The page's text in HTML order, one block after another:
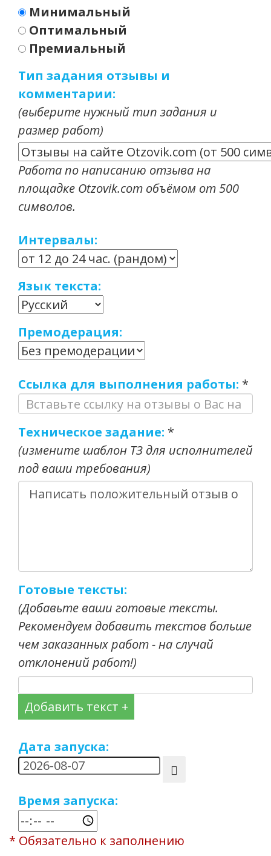
Минимальный
Оптимальный
Премиальный
Тип задания отзывы и
комментарии:
(выберите нужный тип задания и
размер работ)
Работа по написанию отзыва на
площадке Otzovik.com объёмом от 500
символов.
Интервалы:
Язык текста:
Премодерация:
Ссылка для выполнения работы: *
Техническое задание: *
(измените шаблон ТЗ для исполнителей
под ваши требования)
Готовые тексты:
(Добавьте ваши готовые тексты.
Рекомендуем добавить текстов больше
чем заказанных работ - на случай
отклонений работ!)
Добавить текст +
Дата запуска:
Время запуска:
* Обязательно к заполнению